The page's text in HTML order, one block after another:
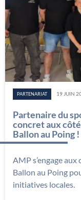
PARTENARIAT 19 JUIN
Partenaire du
concret aux
Ballon au Poing !
AMP s’engage
Ballon au Poing
initiatives locales.